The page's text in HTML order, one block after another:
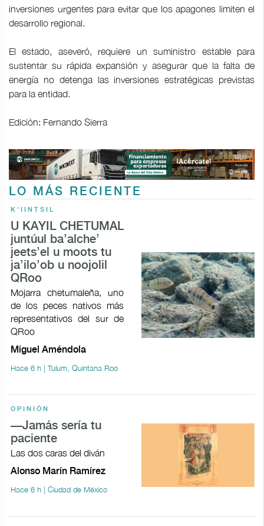
inversiones urgentes para evitar que los apagones limiten el
desarrollo regional.
El estado, aseveró, requiere un suministro estable para
sustentar su rápida expansión y asegurar que la falta de
energía no detenga las inversiones estratégicas previstas
para la entidad.
Edición: Fernando Sierra
LO MÁS RECIENTE
K'IINTSIL
U KAYIL CHETUMAL
juntúul ba’alche’
jeets’el u moots tu
ja’ilo’ob u noojolil
QRoo
Mojarra chetumaleña, uno
de los peces nativos más
representativos del sur de
QRoo
Miguel Améndola
Hace 6 h | Tulum, Quintana Roo
OPINIÓN
—Jamás sería tu
paciente
Las dos caras del diván
Alonso Marín Ramírez
Hace 6 h | Ciudad de México